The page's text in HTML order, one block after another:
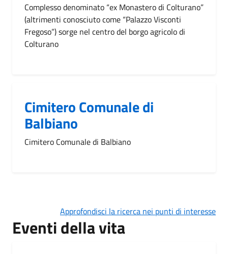
Complesso denominato “ex Monastero di Colturano”
(altrimenti conosciuto come “Palazzo Visconti
Fregoso”) sorge nel centro del borgo agricolo di
Colturano
Cimitero Comunale di
Balbiano
Cimitero Comunale di Balbiano
Approfondisci la ricerca nei punti di interesse
Eventi della vita